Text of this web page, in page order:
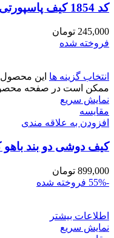
کد 1854 کیف پاسپورتی مدل هیرا
245,000 تومان
فروخته شده
انتخاب گزینه ها این محصول
ممکن است در صفحه
نمایش سریع
مقايسه
افزودن به علاقه مندی
کیف دوشی دو بند باهو کد
899,000 تومان
-55%
فروخته شده
اطلاعات بیشتر
نمایش سریع